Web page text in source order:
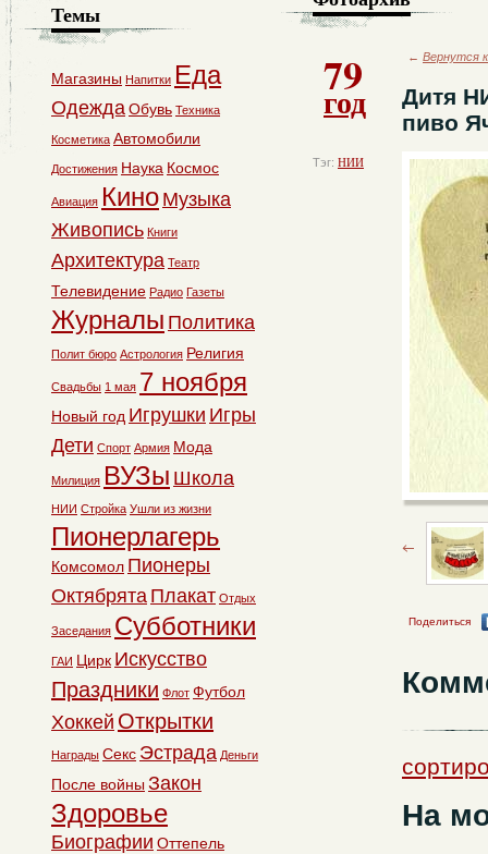
79
год
Тэг: НИИ
← Вернутся
Дитя
пиво
Поделиться
На
Темы
Магазины Напитки Еда
ОдеждаОбувь Техника
Косметика Автомобили
Достижения Наука Космос
Авиация Кино Музыка
Живопись Книги
Архитектура Театр
Телевидение Радио Газеты
Журналы Политика
Полит бюро Астрология Религия
Свадьбы 1 мая 7 ноября
Новый год Игрушки Игры
Дети Спорт Армия Мода
Милиция ВУЗы Школа
НИИ Стройка Ушли из жизни
Пионерлагерь
Комсомол Пионеры
Октябрята Плакат Отдых
Заседания Субботники
ГАИ Цирк Искусство
Праздники Флот Футбол
Хоккей Открытки
Награды Секс Эстрада Деньги
После войны Закон
Здоровье
Биографии Оттепель